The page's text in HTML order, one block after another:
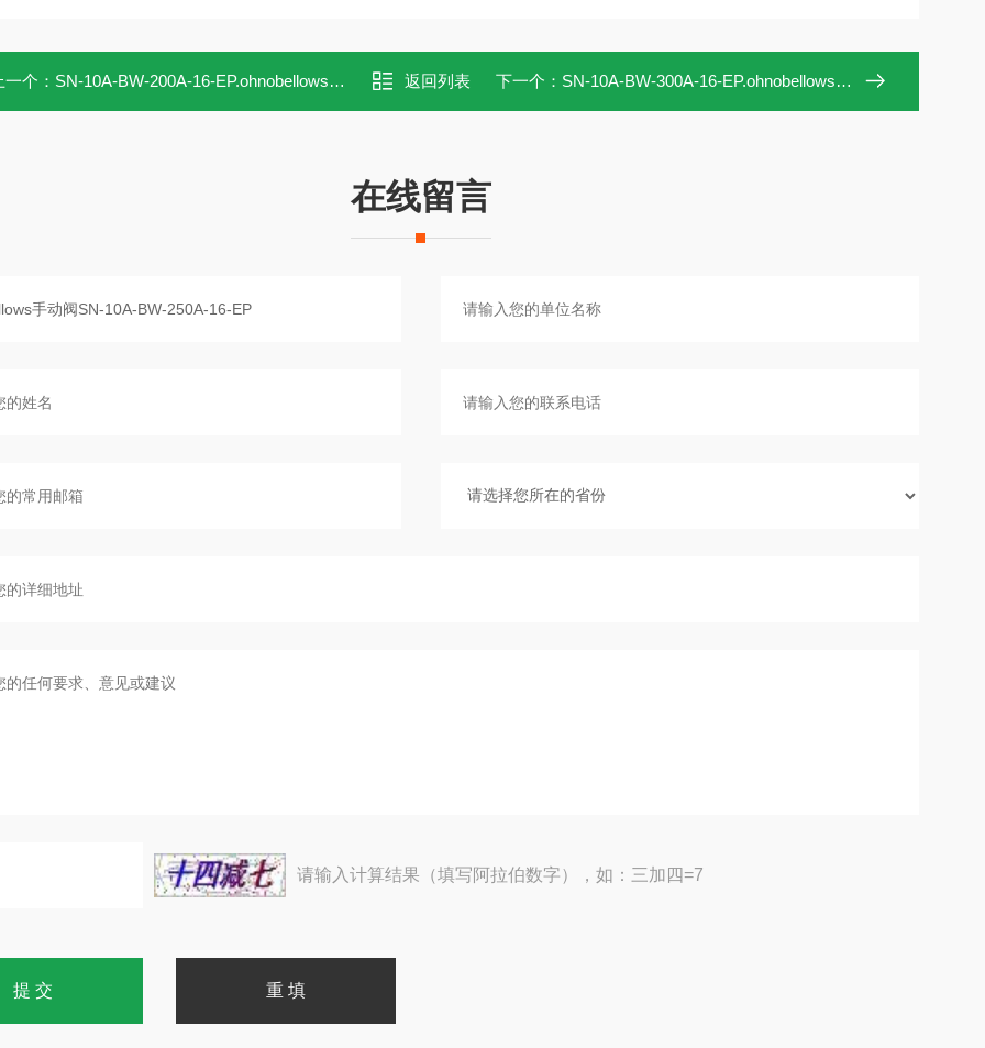
一个： SN-10A-BW-200A-16-EP.ohnobellows手动阀SN-10A-BW-200A-16-EP 返回列表 下一个： SN-10A-BW-300A-16-EP.ohnobellows手动阀SN-10A-BW-300A-16-EP
在线留言
请输入计算结果（填写阿拉伯数字），如：三加四=7